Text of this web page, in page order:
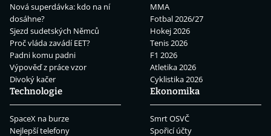
Nová superdávka: kdo na ní
dosáhne?
Sjezd sudetských Němců
Proč vláda zavádí EET?
Padni komu padni
Výpověď z práce vzor
Divoký kačer
MMA
Fotbal 2026/27
Hokej 2026
Tenis 2026
F1 2026
Atletika 2026
Cyklistika 2026
Technologie
SpaceX na burze
Nejlepší telefony
Ekonomika
Smrt OSVČ
Spořicí účty